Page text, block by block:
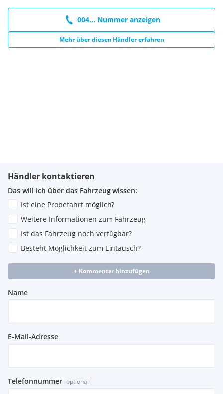
004... Nummer anzeigen
Mehr über diesen Händler erfahren
Händler kontaktieren
Das will ich über das Fahrzeug wissen:
Ist eine Probefahrt möglich?
Weitere Informationen zum Fahrzeug
Ist das Fahrzeug noch verfügbar?
Besteht Möglichkeit zum Eintausch?
+ Kommentar hinzufügen
Name
E-Mail-Adresse
Telefonnummer optional